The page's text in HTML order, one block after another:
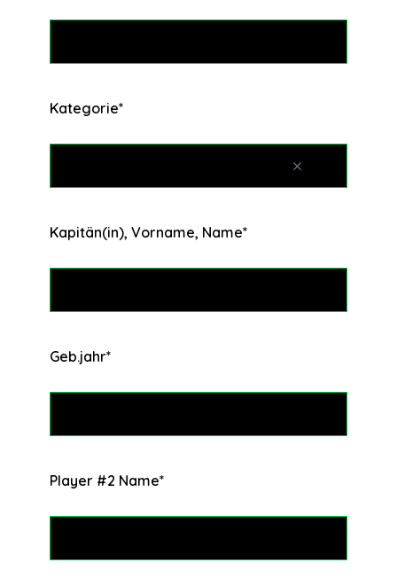
Kategorie*
Kapitän(in), Vorname, Name*
Geb.jahr*
Player #2 Name*